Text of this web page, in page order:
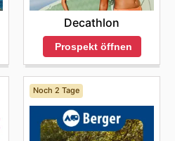
Decathlon
Prospekt öffnen
Noch 2 Tage